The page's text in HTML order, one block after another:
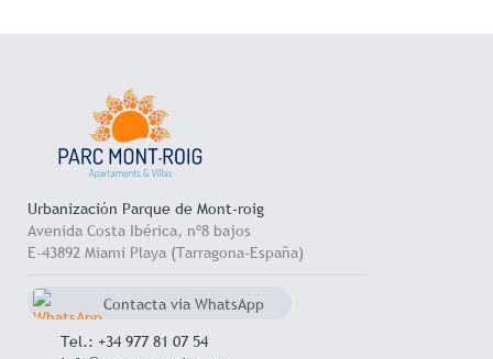
Urbanización Parque de Mont-roig
Avenida Costa Ibérica, nº8 bajos
E-43892 Miami Playa (Tarragona-España)
Contacta via WhatsApp
Tel.: +34 977 81 07 54